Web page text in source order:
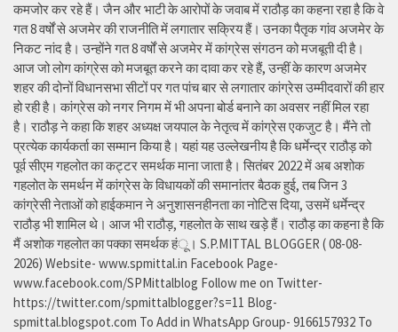
कमजोर कर रहे हैं। जैन और भाटी के आरोपों के जवाब में राठौड़ का कहना रहा है कि वे
गत 8 वर्षों से अजमेर की राजनीति में लगातार सक्रिय हैं। उनका पैतृक गांव अजमेर के
निकट नांद है। उन्होंने गत 8 वर्षों से अजमेर में कांग्रेस संगठन को मजबूती दी है।
आज जो लोग कांग्रेस को मजबूत करने का दावा कर रहे हैं, उन्हीं के कारण अजमेर
शहर की दोनों विधानसभा सीटों पर गत पांच बार से लगातार कांग्रेस उम्मीदवारों की हार
हो रही है। कांग्रेस को नगर निगम में भी अपना बोर्ड बनाने का अवसर नहीं मिल रहा
है। राठौड़ ने कहा कि शहर अध्यक्ष जयपाल के नेतृत्व में कांग्रेस एकजुट है। मैंने तो
प्रत्येक कार्यकर्ता का सम्मान किया है। यहां यह उल्लेखनीय है कि धर्मेन्द्र राठौड़ को
पूर्व सीएम गहलोत का कट्टर समर्थक माना जाता है। सितंबर 2022 में अब अशोक
गहलोत के समर्थन में कांग्रेस के विधायकों की समानांतर बैठक हुई, तब जिन 3
कांग्रेसी नेताओं को हाईकमान ने अनुशासनहीनता का नोटिस दिया, उसमें धर्मेन्द्र
राठौड़ भी शामिल थे। आज भी राठौड़, गहलोत के साथ खड़े हैं। राठौड़ का कहना है कि
मैं अशोक गहलोत का पक्का समर्थक हंू। S.P.MITTAL BLOGGER ( 08-08-
2026) Website- www.spmittal.in Facebook Page-
www.facebook.com/SPMittalblog Follow me on Twitter-
https://twitter.com/spmittalblogger?s=11 Blog-
spmittal.blogspot.com To Add in WhatsApp Group- 9166157932 To